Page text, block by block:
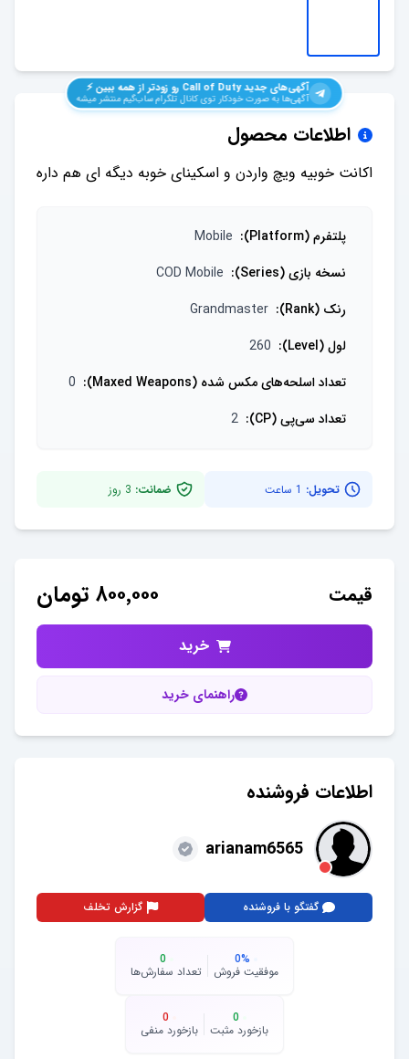
آگهی‌های جدیدCall of Duty رو زودتر از همه ببین ⚡️
آگهی‌ها به صورت خودکار توی کانال تلگرام ساب‌گیم منتشر میشه
اطلاعات محصول
اکانت خوبیه ویچ واردن و اسکینای خوبه دیگه ای هم داره
پلتفرم (Platform) :
Mobile
نسخه بازی (Series)
:
COD Mobile
رنک (Rank)
:
Grandmaster
لول (Level)
:
260
تعداد اسلحه‌های مکس شده (Maxed Weapons)
:
0
تعداد سی‌پی (CP)
:
2
تحویل: 1 ساعت ضمانت: 3 روز
قیمت ۸۰۰٬۰۰۰ تومان
خرید
راهنمای خرید
اطلاعات فروشنده
arianam6565
گفتگو با فروشنده گزارش تخلف
0%
موفقیت فروش
0
تعداد سفارش‌ها
0
بازخورد مثبت
0
بازخورد منفی